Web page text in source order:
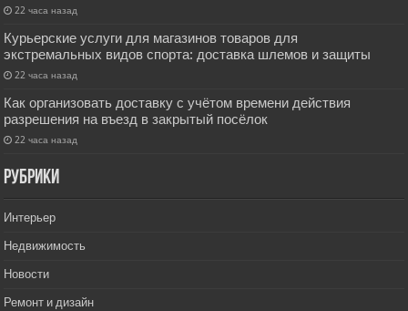
22 часа назад
Курьерские услуги для магазинов товаров для
экстремальных видов спорта: доставка шлемов и защиты
22 часа назад
Как организовать доставку с учётом времени действия
разрешения на въезд в закрытый посёлок
22 часа назад
РУбрики
Интерьер
Недвижимость
Новости
Ремонт и дизайн